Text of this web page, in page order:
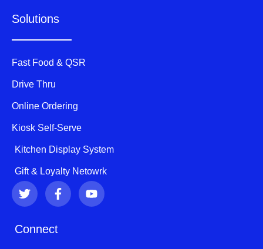
Solutions
Fast Food & QSR
Drive Thru
Online Ordering
Kiosk Self-Serve
Kitchen Display System
Gift & Loyalty Netowrk
T
w
i
t
F
a
c
b
Y
o
u
Connect